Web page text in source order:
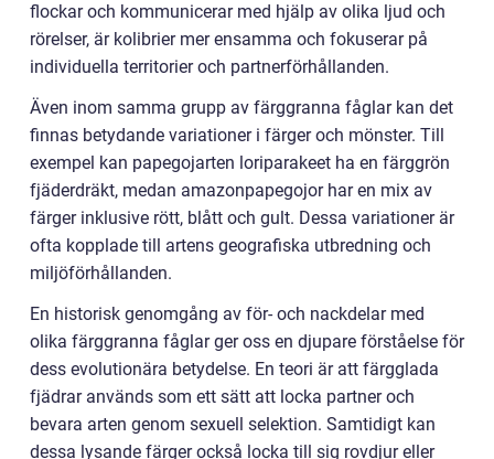
flockar och kommunicerar med hjälp av olika ljud och
rörelser, är kolibrier mer ensamma och fokuserar på
individuella territorier och partnerförhållanden.
Även inom samma grupp av färggranna fåglar kan det
finnas betydande variationer i färger och mönster. Till
exempel kan papegojarten loriparakeet ha en färggrön
fjäderdräkt, medan amazonpapegojor har en mix av
färger inklusive rött, blått och gult. Dessa variationer är
ofta kopplade till artens geografiska utbredning och
miljöförhållanden.
En historisk genomgång av för- och nackdelar med
olika färggranna fåglar ger oss en djupare förståelse för
dess evolutionära betydelse. En teori är att färgglada
fjädrar används som ett sätt att locka partner och
bevara arten genom sexuell selektion. Samtidigt kan
dessa lysande färger också locka till sig rovdjur eller